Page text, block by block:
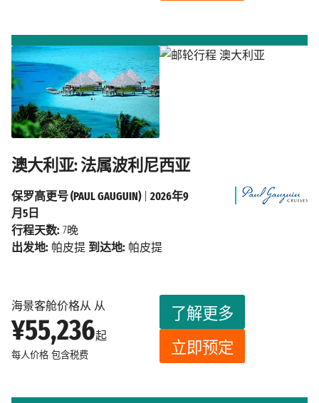
澳大利亚: 法属波利尼西亚
海景客舱价格从 从
¥55,236起
每人价格 包含税费
了解更多
立即预定
保罗高更号 (PAUL GAUGUIN)| 2026年9
月5日
行程天数: 7晚
出发地: 帕皮提 到达地: 帕皮提